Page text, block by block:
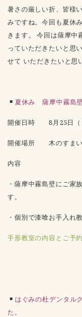
暑さの厳しい折、皆様
みですね。今回も夏休
きます。 今回は薩摩中
っていただきたいと思
せて いただきたいと思
夏休み 薩摩中霧島
開催日時 8月25日（
開催場所 木のすまい
内容
・薩摩中霧島壁にご家
す。
・個別で漆喰お手入れ
手形教室の内容とご予
はぐみの杜デンタル
た。